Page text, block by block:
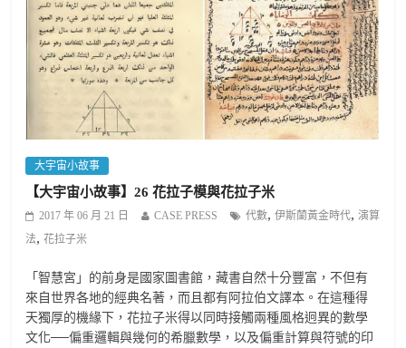
大宇宙小故事
【大宇宙小故事】26 花拉子模與花拉子米
2017 年 06 月 21 日 CASE PRESS 代數,伊斯蘭黃金時代,演算
法,花拉子米
「智慧宮」的前身是國家圖書館，藏書自然十分豐富，不但有
來自世界各地的經典名著，而且都有阿拉伯文譯本。在這種得
天獨厚的機緣下，花拉子米得以同時接觸兩種風格迥異的數學
文化──偏重邏輯與幾何的希臘數學，以及偏重計算與符號的印